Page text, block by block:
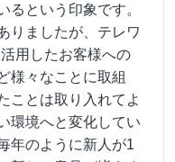
るという印象です。
りましたが、テレワ
用したお客様への
様々なことに取組
ことは取り入れてよ
環境へと変化してい
年のように新人が1